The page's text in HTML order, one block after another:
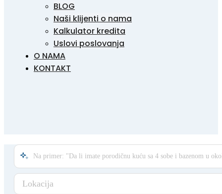
BLOG
Naši klijenti o nama
Kalkulator kredita
Uslovi poslovanja
O NAMA
KONTAKT
Lokacija